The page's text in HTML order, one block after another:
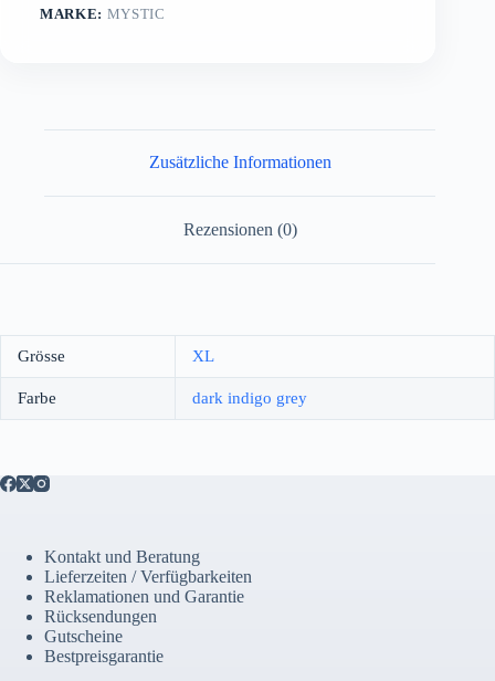
MARKE: MYSTIC
Zusätzliche Informationen
Rezensionen (0)
Grösse XL
Farbe dark indigo grey
Kontakt und Beratung
Lieferzeiten / Verfügbarkeiten
Reklamationen und Garantie
Rücksendungen
Gutscheine
Bestpreisgarantie